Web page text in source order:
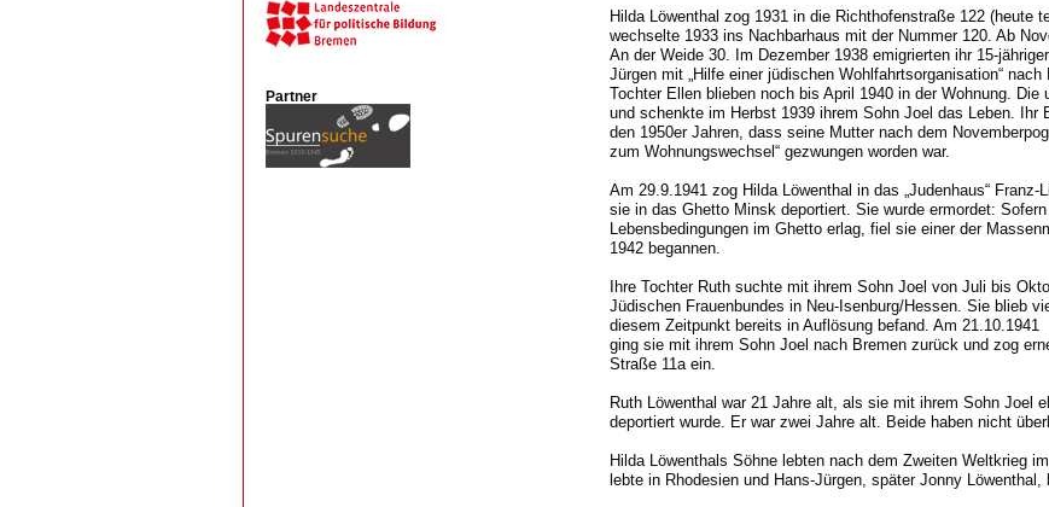
Partner
Hilda Löwenthal zog 1931 in die Richthofenstraße 122 (heute
wechselte 1933 ins Nachbarhaus mit der Nummer 120. Ab
An der Weide 30. Im Dezember 1938 emigrierten ihr 15-
Jürgen mit „Hilfe einer jüdischen Wohlfahrtsorganisation“
Tochter Ellen blieben noch bis April 1940 in der Wohnung. Die
und schenkte im Herbst 1939 ihrem Sohn Joel das Leben. Ihr
den 1950er Jahren, dass seine Mutter nach dem
zum Wohnungswechsel“ gezwungen worden war.
Am 29.9.1941 zog Hilda Löwenthal in das „Judenhaus“
sie in das Ghetto Minsk deportiert. Sie wurde ermordet:
Lebensbedingungen im Ghetto erlag, fiel sie einer der
1942 begannen.
Ihre Tochter Ruth suchte mit ihrem Sohn Joel von Juli bis
Jüdischen Frauenbundes in Neu-Isenburg/Hessen. Sie blieb
diesem Zeitpunkt bereits in Auflösung befand. Am 21.10.1941
ging sie mit ihrem Sohn Joel nach Bremen zurück und zog
Straße 11a ein.
Ruth Löwenthal war 21 Jahre alt, als sie mit ihrem Sohn Joel
deportiert wurde. Er war zwei Jahre alt. Beide haben nicht
Hilda Löwenthals Söhne lebten nach dem Zweiten Weltkrieg
lebte in Rhodesien und Hans-Jürgen, später Jonny Löwenthal,